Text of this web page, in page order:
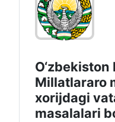
Millatlararo
xorijdagi
masalalari